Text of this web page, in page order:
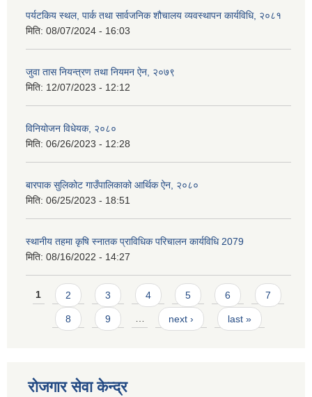
पर्यटकिय स्थल, पार्क तथा सार्वजनिक शौचालय व्यवस्थापन कार्यविधि, २०८१
मिति: 08/07/2024 - 16:03
जुवा तास नियन्त्रण तथा नियमन ऐन, २०७९
मिति: 12/07/2023 - 12:12
विनियोजन विधेयक, २०८०
मिति: 06/26/2023 - 12:28
बारपाक सुलिकोट गाउँपालिकाको आर्थिक ऐन, २०८०
मिति: 06/25/2023 - 18:51
स्थानीय तहमा कृषि स्नातक प्राविधिक परिचालन कार्यविधि 2079
मिति: 08/16/2022 - 14:27
Pages
1 2 3 4 5 6 7
8 9 … next › last »
रोजगार सेवा केन्द्र